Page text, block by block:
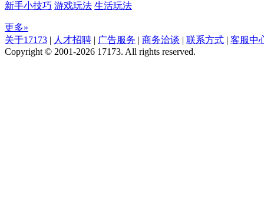
新手小技巧 游戏玩法 生活玩法
更多»
关于17173 | 人才招聘 | 广告服务 | 商务洽谈 | 联系方式 | 客服中
Copyright © 2001-2026 17173. All rights reserved.